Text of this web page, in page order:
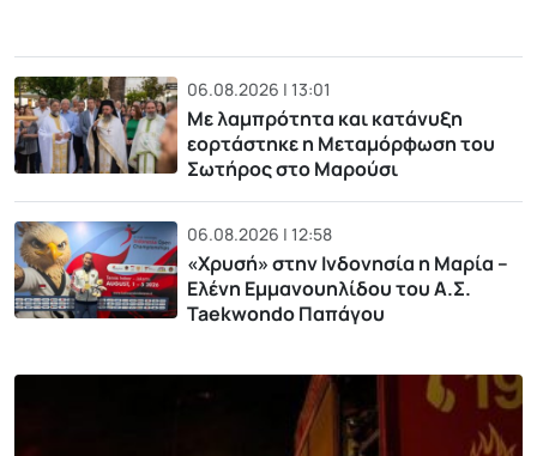
06.08.2026 | 13:01
Με λαμπρότητα και κατάνυξη
εορτάστηκε η Μεταμόρφωση του
Σωτήρος στο Μαρούσι
06.08.2026 | 12:58
«Χρυσή» στην Ινδονησία η Μαρία –
Ελένη Εμμανουηλίδου του Α.Σ.
Taekwondo Παπάγου